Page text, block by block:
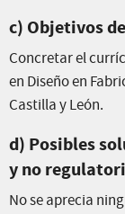
c) Objetivos
Concretar el
en Diseño en
Castilla y León.
d) Posibles
y no
No se aprecia